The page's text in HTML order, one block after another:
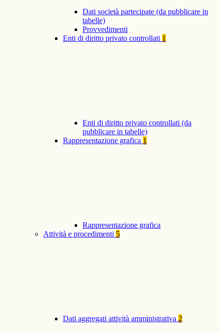
Dati società partecipate (da pubblicare in
tabelle)
Provvedimenti
Enti di diritto privato controllati 1
Enti di diritto privato controllati (da
pubblicare in tabelle)
Rappresentazione grafica 1
Rappresentazione grafica
Attività e procedimenti 5
Dati aggregati attività amministrativa 2